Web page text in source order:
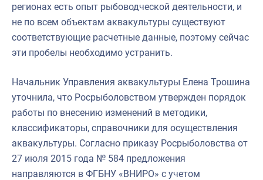
регионах есть опыт рыбоводческой деятельности, и
не по всем объектам аквакультуры существуют
соответствующие расчетные данные, поэтому сейчас
эти пробелы необходимо устранить.
Начальник Управления аквакультуры Елена Трошина
уточнила, что Росрыболовством утвержден порядок
работы по внесению изменений в методики,
классификаторы, справочники для осуществления
аквакультуры. Согласно приказу Росрыболовства от
27 июля 2015 года № 584 предложения
направляются в ФГБНУ «ВНИРО» с учетом